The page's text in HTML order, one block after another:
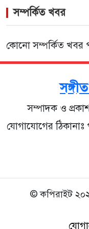
সম্পর্কিত খবর
কোনো সম্পর্কিত খবর
সম্পাদক ও
যোগাযোগের
© কপিরাইট